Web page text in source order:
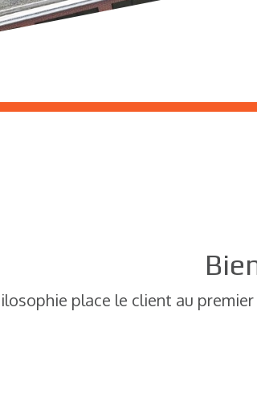
place le client au